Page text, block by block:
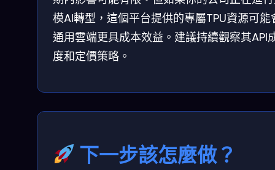
模AI轉型，這個平台提供的專屬TPU資源可能
通用雲端更具成本效益。建議持續觀察其API
度和定價策略。
下一步該怎麼做？